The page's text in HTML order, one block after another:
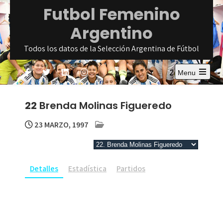
Skip
to
content
Futbol Femenino
Argentino
Todos los datos de la Selección Argentina de Fútbol
Menu
Open
22 Brenda Molinas Figueredo
23 MARZO, 1997
Detalles Estadística Partidos